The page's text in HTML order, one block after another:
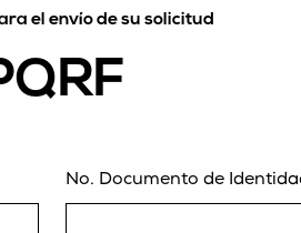
el envío de su solicitud
No. Documento de